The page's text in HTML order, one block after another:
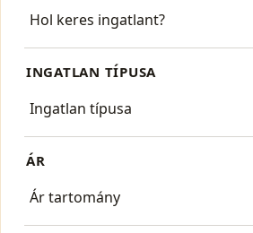
INGATLAN TÍPUSA
ÁR